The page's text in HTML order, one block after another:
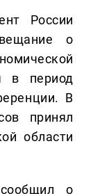
России
о
в период
В
принял
области
о